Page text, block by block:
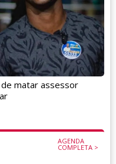
AGENDA
COMPLETA >
matar assessor